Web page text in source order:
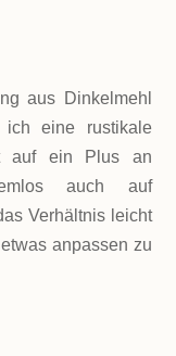
aus Dinkelmehl
ich eine rustikale
auf ein Plus an
auch auf
Verhältnis leicht
anpassen zu